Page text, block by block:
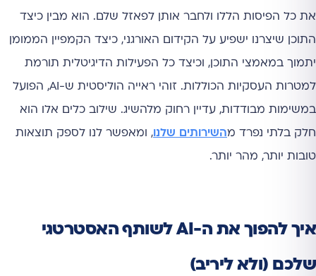
את כל הפיסות הללו ולחבר אותן לפאזל שלם. הוא מבין כיצד
התוכן שיצרנו ישפיע על הקידום האורגני, כיצד הקמפיין הממומן
יתמוך במאמצי התוכן, וכיצד כל הפעילות הדיגיטלית תורמת
למטרות העסקיות הכוללות. זוהי ראייה הוליסטית ש-AI, הפועל
במשימות מבודדות, עדיין רחוק מלהשיג. שילוב כלים אלו הוא
חלק בלתי נפרד מהשירותים שלנו, ומאפשר לנו לספק תוצאות
טובות יותר, מהר יותר.
איך להפוך את ה-AI לשותף האסטרטגי
שלכם (ולא ליריב)